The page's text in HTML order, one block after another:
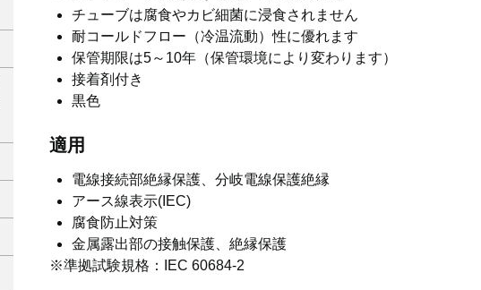
チューブは腐食やカビ細菌に浸食されません
耐コールドフロー（冷温流動）性に優れます
保管期限は5～10年（保管環境により変わります）
接着剤付き
黒色
適用
電線接続部絶縁保護、分岐電線保護絶縁
アース線表示(IEC)
腐食防止対策
金属露出部の接触保護、絶縁保護
※準拠試験規格：IEC 60684-2